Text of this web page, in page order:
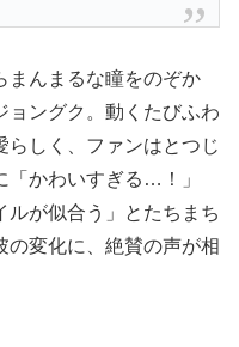
まんまるな瞳をのぞか
ョングク。動くたびふわ
らしく、ファンはとつじ
「かわいすぎる…！」
ルが似合う」とたちまち
の変化に、絶賛の声が相